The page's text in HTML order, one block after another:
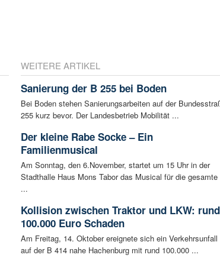
WEITERE ARTIKEL
Sanierung der B 255 bei Boden
Bei Boden stehen Sanierungsarbeiten auf der
255 kurz bevor. Der Landesbetrieb Mobilität ...
Der kleine Rabe Socke – Ein
Familienmusical
Am Sonntag, den 6.November, startet um 15 Uhr in der
Stadthalle Haus Mons Tabor das Musical für die gesamte
...
Kollision zwischen Traktor und LKW: rund
100.000 Euro Schaden
Am Freitag, 14. Oktober ereignete sich ein Verkehrsunfall
auf der B 414 nahe Hachenburg mit rund 100.000 ...